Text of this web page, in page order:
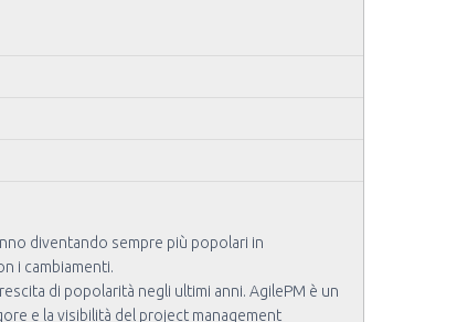
diventando sempre più popolari in
i cambiamenti.
di popolarità negli ultimi anni. AgilePM è un
e la visibilità del project management